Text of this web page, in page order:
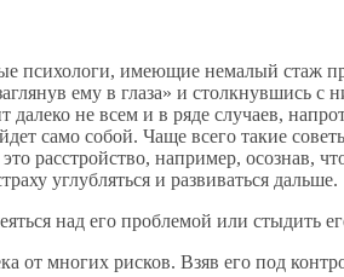
психологи, имеющие немалый стаж
ему в глаза» и столкнувшись
не всем и в ряде случаев,
само собой. Чаще всего такие
расстройство, например, осознав,
углубляться и развиваться дальше.
над его проблемой или стыдить
от многих рисков. Взяв его под